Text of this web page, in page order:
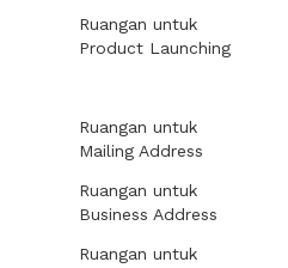
Ruangan untuk
Product Launching
Ruangan untuk
Mailing Address
Ruangan untuk
Business Address
Ruangan untuk